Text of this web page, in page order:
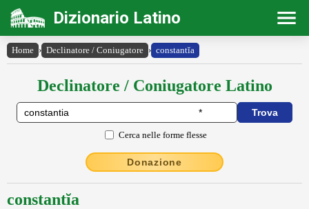
Dizionario Latino
Home › Declinatore / Coniugatore › constantĭa
Declinatore / Coniugatore Latino
Cerca nelle forme flesse
Donazione
constantĭa